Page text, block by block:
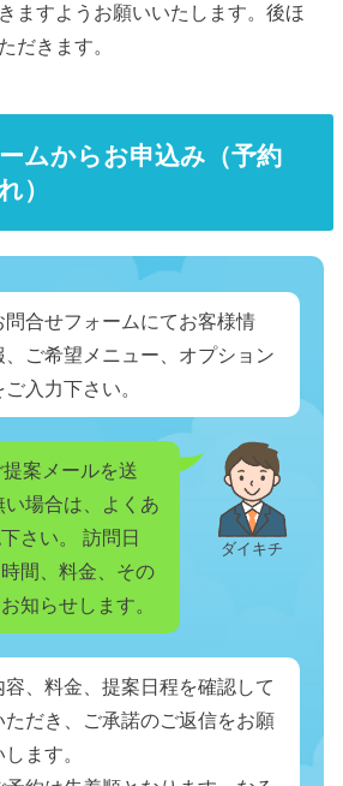
ますようお願いいたします。後ほ
だきます。
ムからお申込み（予約
）
問合せフォームにてお客様情
、ご希望メニュー、オプション
ご入力下さい。
ダイキチ
案メールを送
場合は、よくあ
さい。 訪問日
間、料金、その
知らせします。
容、料金、提案日程を確認して
ただき、ご承諾のご返信をお願
します。